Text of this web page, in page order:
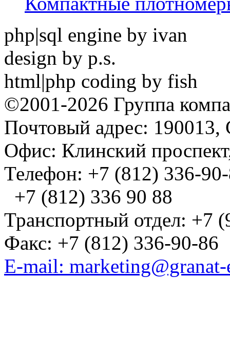
php|sql engine by ivan
design by p.s.
html|php coding by fish
©2001-2026 Группа
Почтовый адрес: 190013,
Офис: Клинский
Телефон: +7 (812) 336-
+7 (812) 336 90 88
Транспортный отдел: +7
Факс: +7 (812) 336-90-86
E-mail: